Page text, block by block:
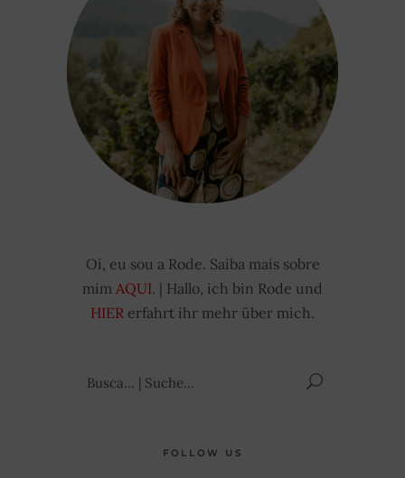
Oi, eu sou a Rode. Saiba mais sobre
mim AQUI. | Hallo, ich bin Rode und
HIER erfahrt ihr mehr über mich.
FOLLOW US